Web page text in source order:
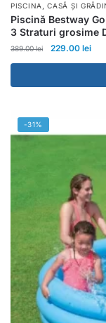
PISCINA ,CASĂ ȘI
Piscină Bestway
3 Straturi grosime
389.00lei 229.00 lei
-31%